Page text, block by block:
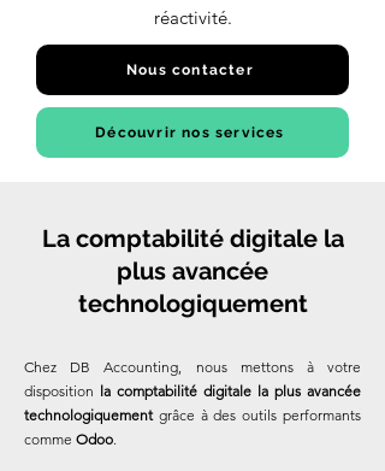
réactivité.
Nous contacter
Découvrir nos services
La comptabilité digitale la
plus avancée
technologiquement
Chez DB Accounting, nous mettons à votre
disposition la comptabilité digitale la plus avancée
technologiquementgrâce à des outils performants
comme Odoo.